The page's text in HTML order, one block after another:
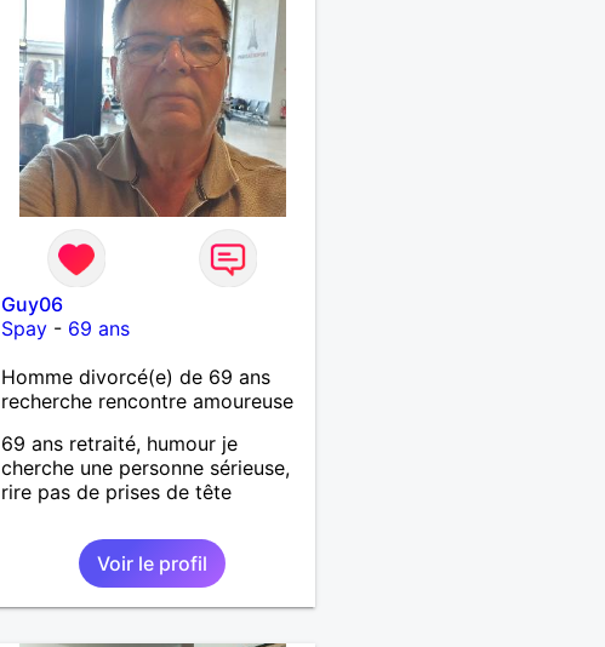
Guy06
Spay - 69 ans
Homme divorcé(e) de 69 ans
recherche rencontre amoureuse
69 ans retraité, humour je
cherche une personne sérieuse,
rire pas de prises de tête
Voir le profil